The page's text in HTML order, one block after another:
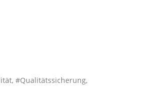
#Qualitätssicherung,